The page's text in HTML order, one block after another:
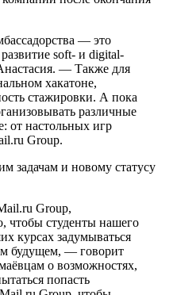
— это
soft- и digital-
— Также для
хакатоне,
стажировки. А пока
различные
от настольных игр
Group.
задачам и новому статусу
Group,
чтобы студенты нашего
курсах задумываться
будущем, — говорит
о возможностях,
попасть